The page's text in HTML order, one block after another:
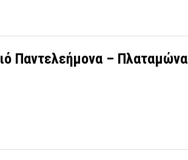
Παντελεήμονα – Πλαταμώνα